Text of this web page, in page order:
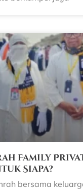
Family
Siapa?
bersama